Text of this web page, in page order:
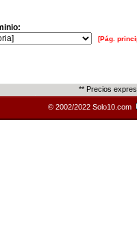
[Pág.
** Precios
© 2002/2022 Solo10.com